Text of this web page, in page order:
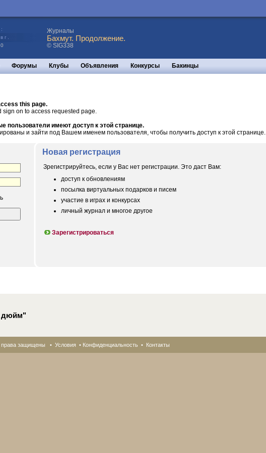
Журналы
Бахмут. Продолжение.
© SIG338
Форумы Клубы Объявления Конкурсы Бакинцы
this page.
sign on to access requested page.
пользователи имеют доступ к этой странице.
и зайти под Вашем именем пользователя, чтобы получить доступ к этой странице.
Новая регистрация
Зрегистрируйтесь, если у Вас нет регистрации. Это даст Вам:
доступ к обновлениям
посылка виртуальных подарков и писем
участие в играх и конкурсах
личный журнал и многое другое
Зарегистрироваться
дюйм"
права защищены • Условия • Конфиденциальность • Контакты